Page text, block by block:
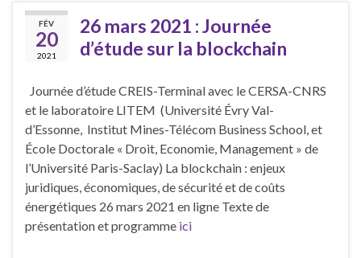
FÉV
20
2021
26 mars 2021 : Journée
d’étude sur la blockchain
Journée d’étude CREIS-Terminal avec le CERSA-CNRS
et le laboratoire LITEM (Université Évry Val-
d’Essonne, Institut Mines-Télécom Business School, et
École Doctorale « Droit, Economie, Management » de
l’Université Paris-Saclay) La blockchain : enjeux
juridiques, économiques, de sécurité et de coûts
énergétiques 26 mars 2021 en ligne Texte de
présentation et programme ici